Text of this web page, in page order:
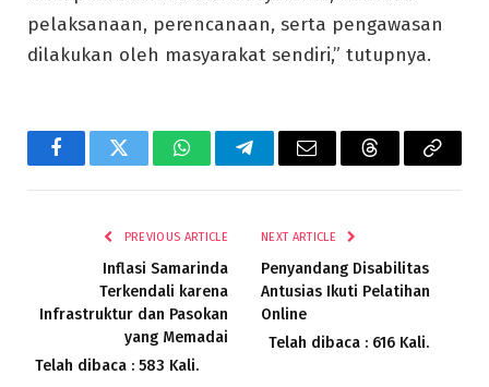
pelaksanaan, perencanaan, serta pengawasan
dilakukan oleh masyarakat sendiri,” tutupnya.
FacebookTwitter WhatsAppTelegramEmail ThreadsCopy
PREVIOUS ARTICLE
Inflasi Samarinda
Terkendali karena
Infrastruktur dan Pasokan
yang Memadai
Telah dibaca : 583 Kali.
NEXT ARTICLE
Penyandang Disabilitas
Antusias Ikuti Pelatihan
Online
Telah dibaca : 616 Kali.